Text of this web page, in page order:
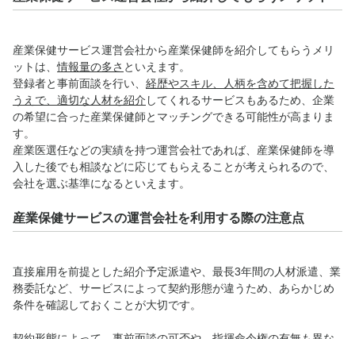
産業保健サービス運営会社から産業保健師を紹介してもらうメリ
ットは、情報量の多さ といえます。
登録者と事前面談を行い、 経歴やスキル、人柄を含めて把握した
うえで、適切な人材を紹介 してくれるサービスもあるため、企業
の希望に合った産業保健師とマッチングできる可能性が高まりま
す。
産業医選任などの実績を持つ運営会社であれば、産業保健師を導
入した後でも相談などに応じてもらえることが考えられるので、
会社を選ぶ基準になるといえます。
産業保健サービスの運営会社を利用する際の注意点
直接雇用を前提とした紹介予定派遣や、最長3年間の人材派遣、業
務委託など、サービスによって契約形態が違うため、あらかじめ
条件を確認しておくことが大切です。